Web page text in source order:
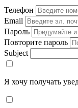
Телефон
Email
Пароль
Повторите пароль
Subject
Я хочу получать